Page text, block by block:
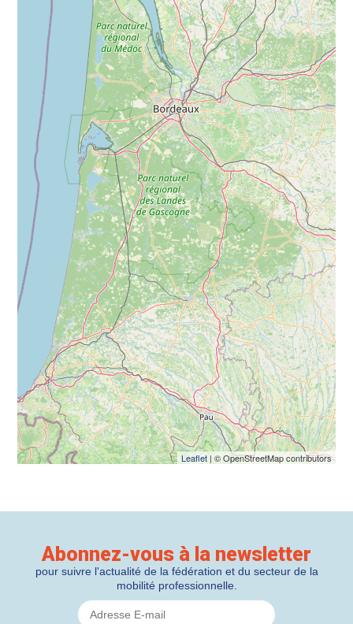
Leaflet| © OpenStreetMap contributors
Abonnez-vous à la newsletter
pour suivre l'actualité de la fédération et du secteur de la
mobilité professionnelle.